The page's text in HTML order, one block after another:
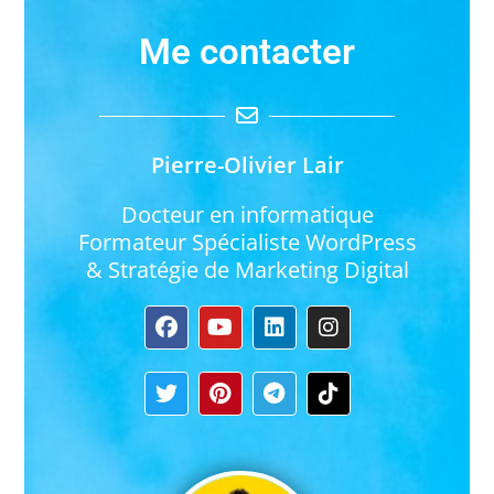
Me contacter
Pierre-Olivier Lair
Docteur en informatique
Formateur Spécialiste WordPress
& Stratégie de Marketing Digital